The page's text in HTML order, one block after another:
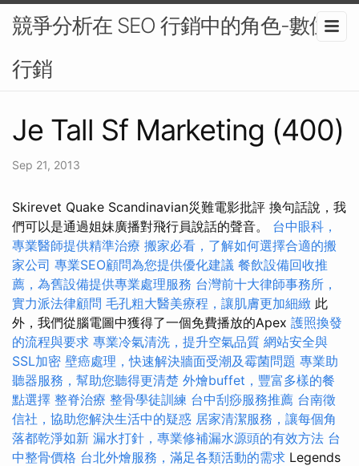
競爭分析在 SEO 行銷中的角色-數位
行銷
Je Tall Sf Marketing (400)
Sep 21, 2013
Skirevet Quake Scandinavian災難電影批評 換句話說，我
們可以是通過姐妹廣播對飛行員說話的聲音。 台中眼科，
專業醫師提供精準治療 搬家必看，了解如何選擇合適的搬
家公司 專業SEO顧問為您提供優化建議 餐飲設備回收推
薦，為舊設備提供專業處理服務 台灣前十大律師事務所，
實力派法律顧問 毛孔粗大醫美療程，讓肌膚更加細緻 此
外，我們從腦電圖中獲得了一個免費播放的Apex 護照換發
的流程與要求 專業冷氣清洗，提升空氣品質 網站安全與
SSL加密 壁癌處理，快速解決牆面受潮及霉菌問題 專業助
聽器服務，幫助您聽得更清楚 外燴buffet，豐富多樣的餐
點選擇 整脊治療 整骨學徒訓練 台中刮痧服務推薦 台南徵
信社，協助您解決生活中的疑惑 居家清潔服務，讓每個角
落都乾淨如新 漏水打針，專業修補漏水源頭的有效方法 台
中整骨價格 台北外燴服務，滿足各類活動的需求 Legends